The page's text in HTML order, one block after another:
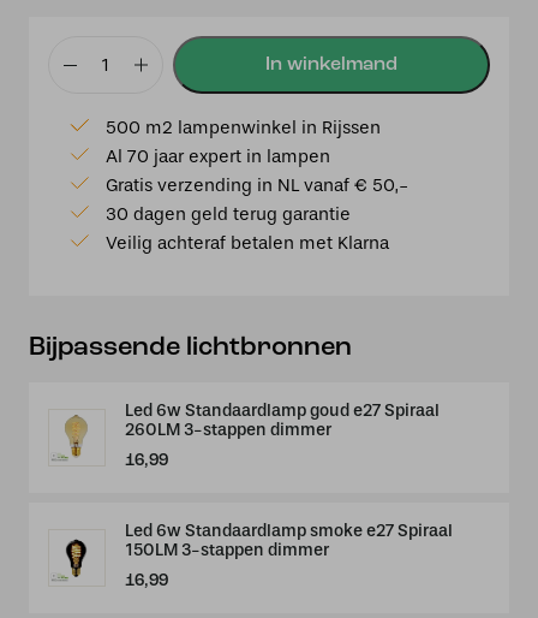
Hanglamp
cm
naturel
aantal
500 m2 lampenwinkel in Rijssen
Al 70 jaar expert in lampen
Gratis verzending in NL vanaf € 50,-
30 dagen geld terug garantie
Veilig achteraf betalen met Klarna
Bijpassende lichtbronnen
Led 6w Standaardlamp goud e27 Spiraal
260LM 3-stappen dimmer
16,99
Led 6w Standaardlamp smoke e27 Spiraal
150LM 3-stappen dimmer
16,99